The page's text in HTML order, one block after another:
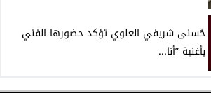
حُسنى شريفي العلوي تؤكد حضورها الفني
بأغنية ”أنا...